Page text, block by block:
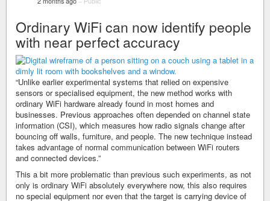
Ordinary WiFi can now identify people
with near perfect accuracy
“Unlike earlier experimental systems that relied on expensive
sensors or specialised equipment, the new method works with
ordinary WiFi hardware already found in most homes and
businesses. Previous approaches often depended on channel state
information (CSI), which measures how radio signals change after
bouncing off walls, furniture, and people. The new technique instead
takes advantage of normal communication between WiFi routers
and connected devices.”
This a bit more problematic than previous such experiments, as not
only is ordinary WiFi absolutely everywhere now, this also requires
no special equipment nor even that the target is carrying device of